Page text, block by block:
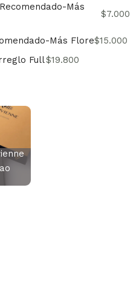
Más
$7.000
Más Flore$15.000
Full$19.800